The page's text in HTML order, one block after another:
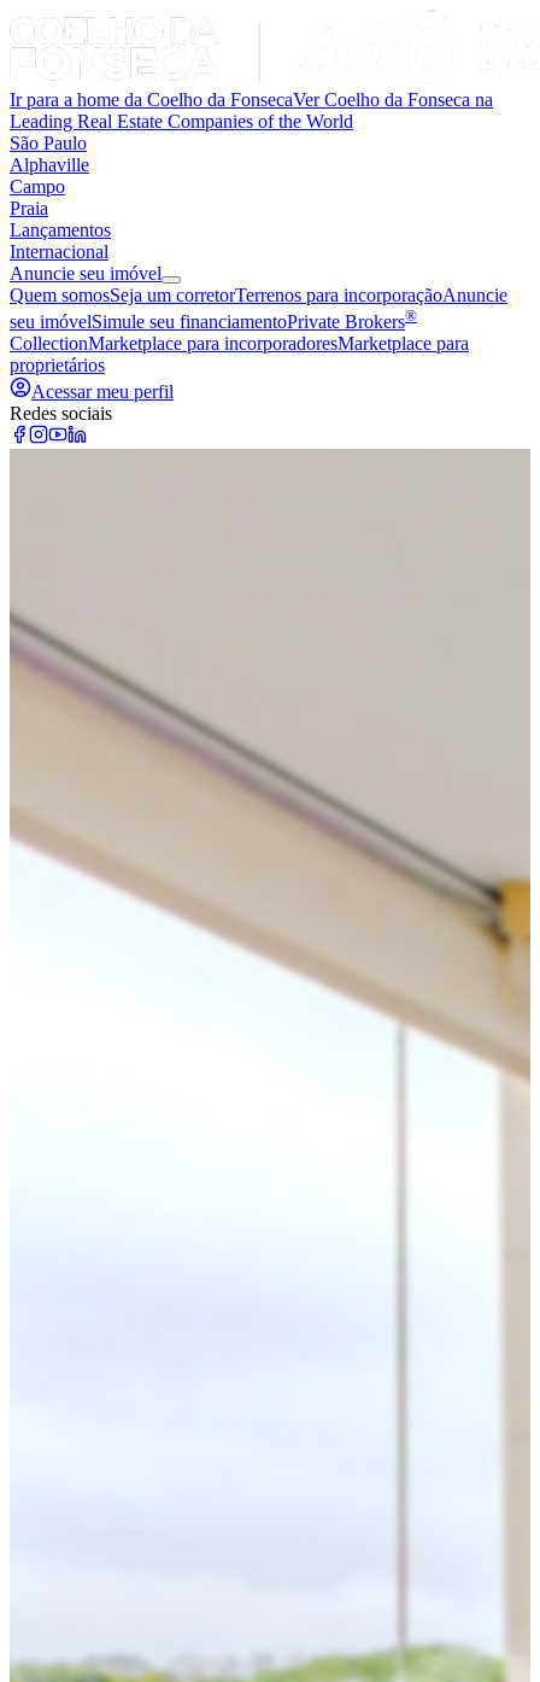
Ir para a home da Coelho da FonsecaVer Coelho da Fonseca na
Leading Real Estate Companies of the World
São Paulo
Alphaville
Campo
Praia
Lançamentos
Internacional
Anuncie seu imóvel
Quem somosSeja um corretorTerrenos para incorporaçãoAnuncie
seu imóvelSimule seu financiamentoPrivate Brokers®
CollectionMarketplace para incorporadoresMarketplace para
proprietários
Acessar meu perfil
Redes sociais